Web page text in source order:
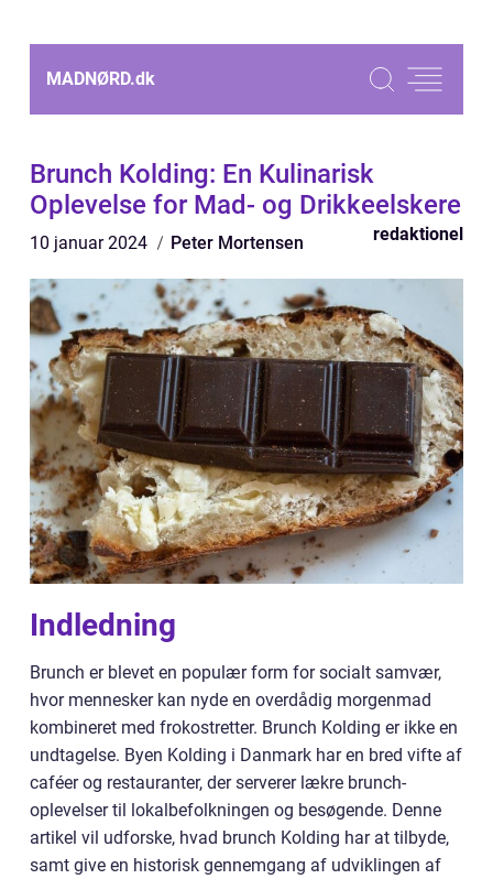
MADNØRD.dk
Brunch Kolding: En Kulinarisk
Oplevelse for Mad- og Drikkeelskere
10 januar 2024 Peter Mortensen redaktionel
Indledning
Brunch er blevet en populær form for socialt samvær,
hvor mennesker kan nyde en overdådig morgenmad
kombineret med frokostretter. Brunch Kolding er ikke en
undtagelse. Byen Kolding i Danmark har en bred vifte af
caféer og restauranter, der serverer lækre brunch-
oplevelser til lokalbefolkningen og besøgende. Denne
artikel vil udforske, hvad brunch Kolding har at tilbyde,
samt give en historisk gennemgang af udviklingen af